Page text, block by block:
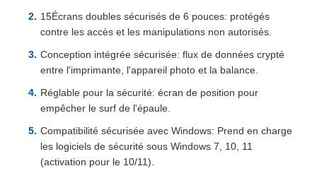
15Écrans doubles sécurisés de 6 pouces: protégés
contre les accès et les manipulations non autorisés.
Conception intégrée sécurisée: flux de données crypté
entre l'imprimante, l'appareil photo et la balance.
Réglable pour la sécurité: écran de position pour
empêcher le surf de l'épaule.
Compatibilité sécurisée avec Windows: Prend en charge
les logiciels de sécurité sous Windows 7, 10, 11
(activation pour le 10/11).